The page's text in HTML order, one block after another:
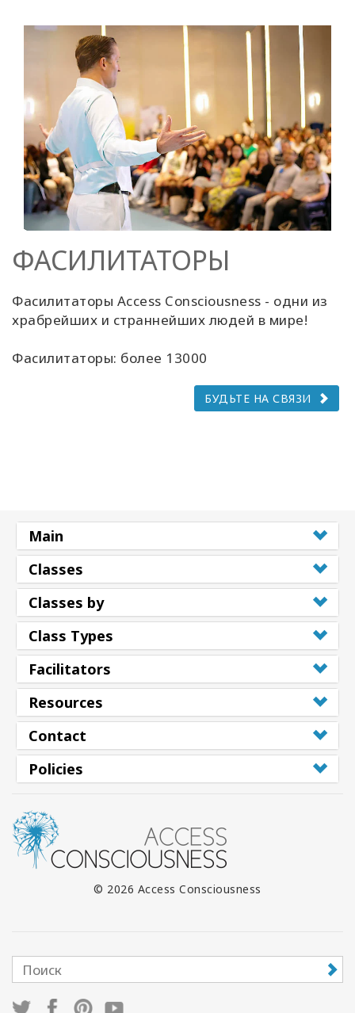
ФАСИЛИТАТОРЫ
Фасилитаторы Access Consciousness - одни из
храбрейших и страннейших людей в мире!
Фасилитаторы: более 13000
БУДЬТЕ НА СВЯЗИ
Main
Classes
Classes by
Class Types
Facilitators
Resources
Contact
Policies
© 2026 Access Consciousness